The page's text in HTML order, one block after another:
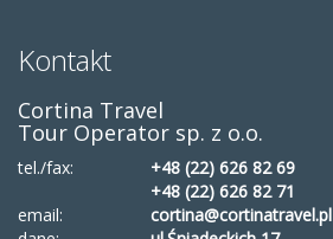
Kontakt
Cortina Travel
Tour Operator sp. z o.o.
tel./fax:
+48 (22) 626 82 69
+48 (22) 626 82 71
email:
cortina@cortinatravel.pl